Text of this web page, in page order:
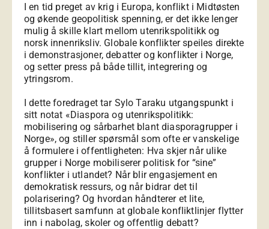
I en tid preget av krig i Europa, konflikt i Midtøsten
og økende geopolitisk spenning, er det ikke lenger
mulig å skille klart mellom utenrikspolitikk og
norsk innenriksliv. Globale konflikter speiles direkte
i demonstrasjoner, debatter og konflikter i Norge,
og setter press på både tillit, integrering og
ytringsrom.
I dette foredraget tar Sylo Taraku utgangspunkt i
sitt notat «Diaspora og utenrikspolitikk:
mobilisering og sårbarhet blant diasporagrupper i
Norge», og stiller spørsmål som ofte er vanskelige
å formulere i offentligheten: Hva skjer når ulike
grupper i Norge mobiliserer politisk for “sine”
konflikter i utlandet? Når blir engasjement en
demokratisk ressurs, og når bidrar det til
polarisering? Og hvordan håndterer et lite,
tillitsbasert samfunn at globale konfliktlinjer flytter
inn i nabolag, skoler og offentlig debatt?